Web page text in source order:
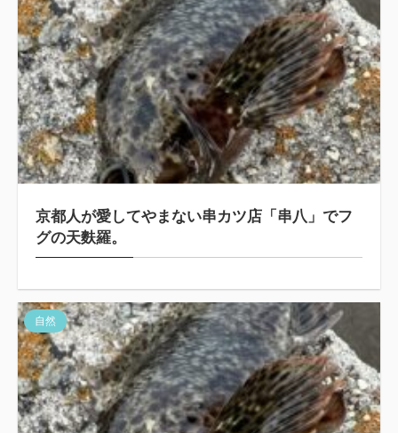
京都人が愛してやまない串カツ店「串八」でフ
グの天麩羅。
自然